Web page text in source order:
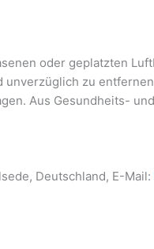
oder geplatzten
zu
Aus Gesundheits-
Deutschland, E-Mail: